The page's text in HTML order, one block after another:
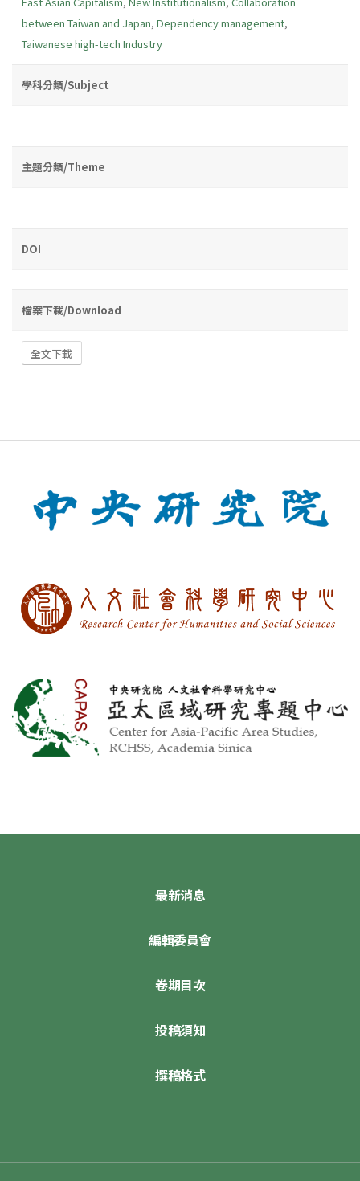
between Taiwan and Japan, Dependency management,
Taiwanese high-tech Industry
學科分類/Subject
主題分類/Theme
DOI
檔案下載/Download
全文下載
最新消息
編輯委員會
卷期目次
投稿須知
撰稿格式